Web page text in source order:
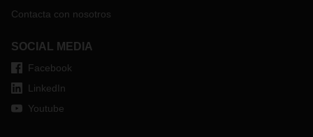
Contacta con nosotros
SOCIAL MEDIA
Facebook
LinkedIn
Youtube